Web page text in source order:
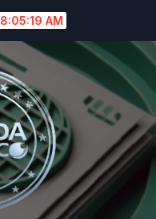
8:05:20 AM